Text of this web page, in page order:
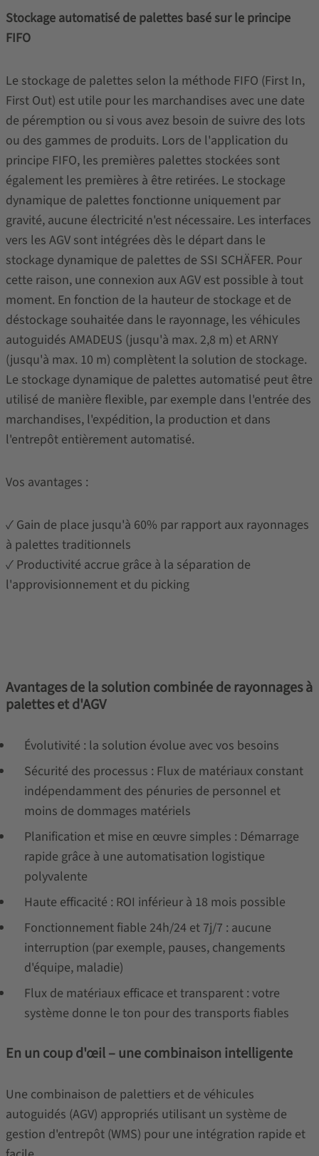
Stockage automatisé de palettes basé sur le principe
FIFO
Le stockage de palettes selon la méthode FIFO (First In,
First Out) est utile pour les marchandises avec une date
de péremption ou si vous avez besoin de suivre des lots
ou des gammes de produits. Lors de l'application du
principe FIFO, les premières palettes stockées sont
également les premières à être retirées. Le stockage
dynamique de palettes fonctionne uniquement par
gravité, aucune électricité n'est nécessaire. Les interfaces
vers les AGV sont intégrées dès le départ dans le
stockage dynamique de palettes de SSI SCHÄFER. Pour
cette raison, une connexion aux AGV est possible à tout
moment. En fonction de la hauteur de stockage et de
déstockage souhaitée dans le rayonnage, les véhicules
autoguidés AMADEUS (jusqu'à max. 2,8 m) et ARNY
(jusqu'à max. 10 m) complètent la solution de stockage.
Le stockage dynamique de palettes automatisé peut être
utilisé de manière flexible, par exemple dans l'entrée des
marchandises, l'expédition, la production et dans
l'entrepôt entièrement automatisé.
Vos avantages :
✓ Gain de place jusqu'à 60% par rapport aux rayonnages
à palettes traditionnels
✓ Productivité accrue grâce à la séparation de
l'approvisionnement et du picking
Avantages de la solution combinée de rayonnages à
palettes et d'AGV
Évolutivité : la solution évolue avec vos besoins
Sécurité des processus : Flux de matériaux constant
indépendamment des pénuries de personnel et
moins de dommages matériels
Planification et mise en œuvre simples : Démarrage
rapide grâce à une automatisation logistique
polyvalente
Haute efficacité : ROI inférieur à 18 mois possible
Fonctionnement fiable 24h/24 et 7j/7 : aucune
interruption (par exemple, pauses, changements
d'équipe, maladie)
Flux de matériaux efficace et transparent : votre
système donne le ton pour des transports fiables
En un coup d'œil – une combinaison intelligente
Une combinaison de palettiers et de véhicules
autoguidés (AGV) appropriés utilisant un système de
gestion d'entrepôt (WMS) pour une intégration rapide et